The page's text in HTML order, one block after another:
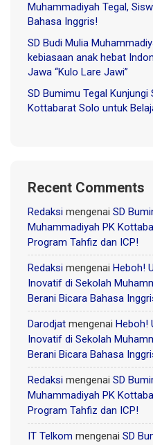
Muhammadiyah Tegal,
Bahasa Inggris!
SD Budi Mulia
kebiasaan anak hebat
Jawa “Kulo Lare Jawi”
SD Bumimu Tegal Kunjungi
Kottabarat Solo untuk
Recent Comments
Redaksi mengenai SD
Muhammadiyah PK
Program Tahfiz dan ICP!
Redaksi mengenai Heboh!
Inovatif di Sekolah
Berani Bicara Bahasa
Darodjat mengenai Heboh!
Inovatif di Sekolah
Berani Bicara Bahasa
Redaksi mengenai SD
Muhammadiyah PK
Program Tahfiz dan ICP!
IT Telkom mengenai SD